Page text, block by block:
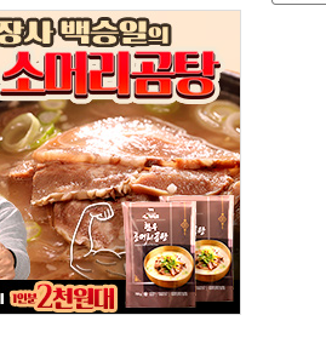
FPV 공격훈련 공개
향"
4억3200만원
기업 추가 육성
'부적합'
심콜 영문 영상 제작
리 신청 가능
대 점검